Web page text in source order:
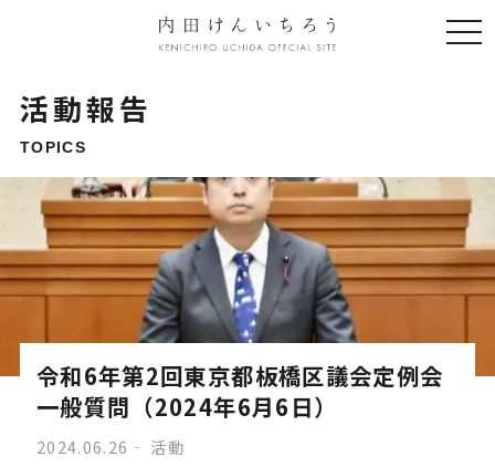
活動報告
TOPICS
令和6年第2回東京都板橋区議会定例会
一般質問（2024年6月6日）
2024.06.26 活動